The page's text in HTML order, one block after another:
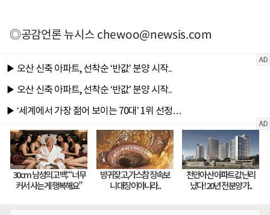
◎공감언론 뉴시스chewoo@newsis.com